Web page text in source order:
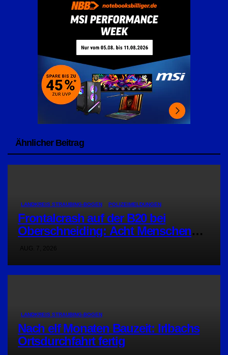
Ähnlicher Beitrag
LANDKREIS STRAUBING-BOGEN POLIZEIMELDUNGEN
Frontalcrash auf der B20 bei
Oberschneiding: Acht Menschen
verletzt
LANDKREIS STRAUBING-BOGEN
Nach elf Monaten Bauzeit: Irlbachs
Ortsdurchfahrt fertig